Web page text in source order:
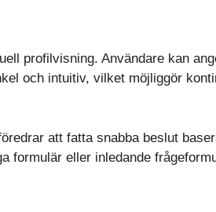
profilvisning. Användare kan
och intuitiv, vilket möjliggör
att fatta snabba beslut
formulär eller inledande